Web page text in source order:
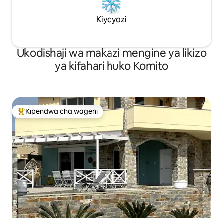
Kiyoyozi
Ukodishaji wa makazi mengine ya likizo
ya kifahari huko Komito
Kipendwa maarufu cha wageni
Kipendwa cha wageni